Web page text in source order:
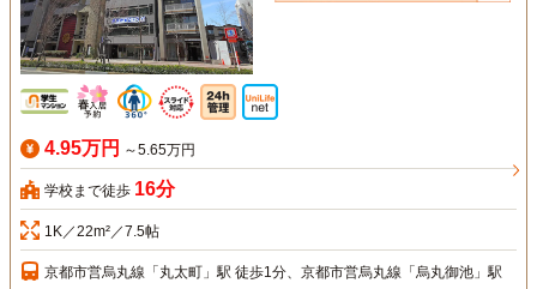
4.95万円 ～5.65万円
学校まで徒歩 16分
1K／22m²／7.5帖
京都市営烏丸線「丸太町」駅 徒歩1分、京都市営烏丸線「烏丸御池」駅